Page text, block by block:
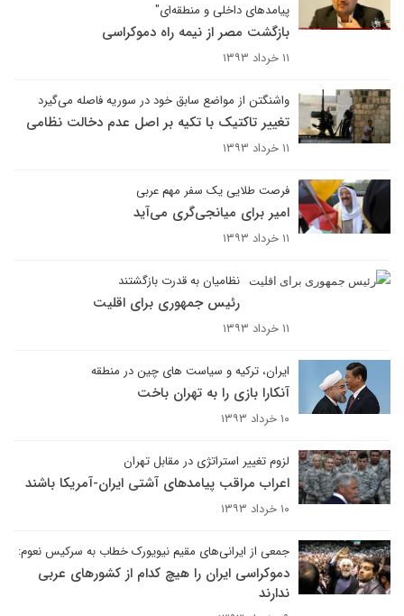
پیامدهای داخلی و منطقه‌ای"
بازگشت مصر از نیمه راه دموکراسی
۱۱ خرداد ۱۳۹۳
واشنگتن از مواضع سابق خود در سوریه فاصله می‌گیرد
تغییر تاکتیک با تکیه بر اصل عدم دخالت نظامی
۱۱ خرداد ۱۳۹۳
فرصت طلایی یک سفر مهم عربی
امیر برای میانجی‌گری می‌آید
۱۱ خرداد ۱۳۹۳
نظامیان به قدرت بازگشتند
رئیس جمهوری برای اقلیت
۱۱ خرداد ۱۳۹۳
ایران، ترکیه و سیاست های چین در منطقه
آنکارا بازی را به تهران باخت
۱۰ خرداد ۱۳۹۳
لزوم تغییر استراتژی در مقابل تهران
اعراب مراقب پیامدهای آشتی ایران-آمریکا باشند
۱۰ خرداد ۱۳۹۳
جمعی از ایرانی‌های مقیم نیویورک خطاب به سرکیس نعوم:
دموکراسی ایران را هیچ کدام از کشورهای عربی
ندارند